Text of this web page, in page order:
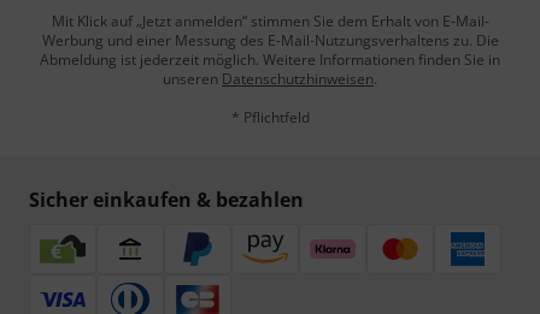
Mit Klick auf „Jetzt anmelden“ stimmen Sie dem Erhalt von E-Mail-
Werbung und einer Messung des E-Mail-Nutzungsverhaltens zu. Die
Abmeldung ist jederzeit möglich. Weitere Informationen finden Sie in
unseren Datenschutzhinweisen.
* Pflichtfeld
Sicher einkaufen & bezahlen